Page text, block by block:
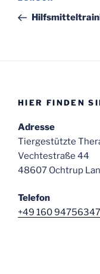
Beitrag
HIER FINDEN
Adresse
Tiergestützte
Vechtestraße 44
48607 Ochtrup
Telefon
+49 160 94756347